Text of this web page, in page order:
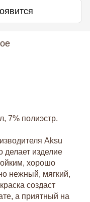
7% полиэстр.
Aksu
делает изделие
хорошо
нежный, мягкий,
создаст
а приятный на